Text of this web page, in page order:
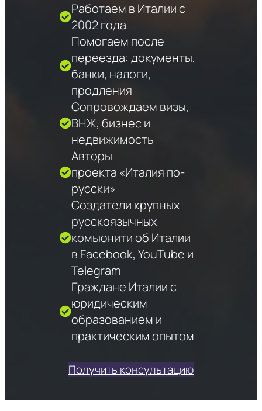
Работаем в Италии с
2002 года
Помогаем после
переезда: документы,
банки, налоги,
продления
Сопровождаем визы,
ВНЖ, бизнес и
недвижимость
Авторы
проекта «Италия по-
русски»
Создатели крупных
русскоязычных
комьюнити об Италии
в Facebook, YouTube и
Telegram
Граждане Италии с
юридическим
образованием и
практическим опытом
Получить консультацию